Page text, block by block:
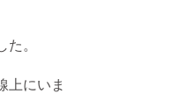
。
上にいま